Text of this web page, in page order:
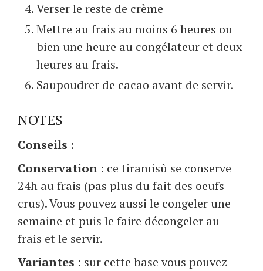
Verser le reste de crème
Mettre au frais au moins 6 heures ou
bien une heure au congélateur et deux
heures au frais.
Saupoudrer de cacao avant de servir.
NOTES
Conseils :
Conservation : ce tiramisù se conserve
24h au frais (pas plus du fait des oeufs
crus). Vous pouvez aussi le congeler une
semaine et puis le faire décongeler au
frais et le servir.
Variantes : sur cette base vous pouvez